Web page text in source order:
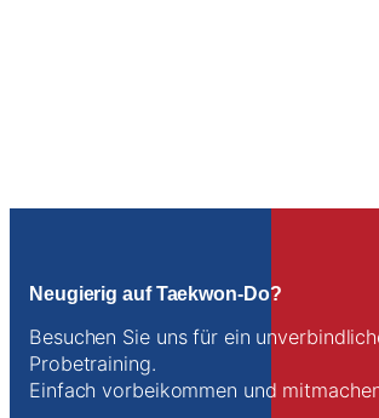
Neugierig auf Taekwon-Do?
Besuchen Sie uns für ein
Probetraining.
Einfach vorbeikommen und